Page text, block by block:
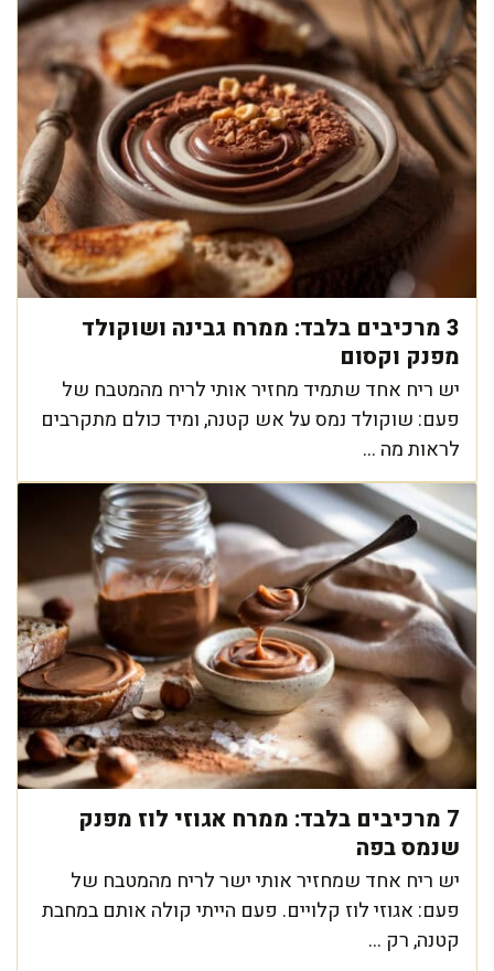
3 מרכיבים בלבד: ממרח גבינה ושוקולד
מפנק וקסום
יש ריח אחד שתמיד מחזיר אותי לריח מהמטבח של
פעם: שוקולד נמס על אש קטנה, ומיד כולם מתקרבים
לראות מה ...
7 מרכיבים בלבד: ממרח אגוזי לוז מפנק
שנמס בפה
יש ריח אחד שמחזיר אותי ישר לריח מהמטבח של
פעם: אגוזי לוז קלויים. פעם הייתי קולה אותם במחבת
קטנה, רק ...